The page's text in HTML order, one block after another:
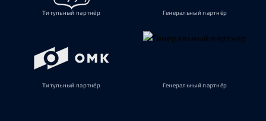
Титульный партнёр Генеральный партнёр
Титульный партнёр Генеральный партнёр